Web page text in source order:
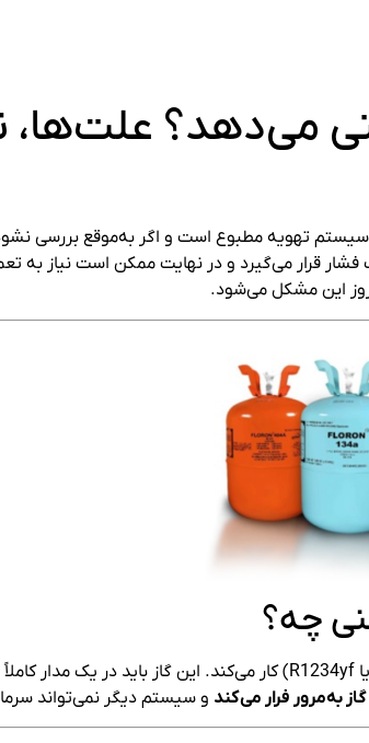
می‌دهد؟ علت‌ها،
تهویه مطبوع است و اگر به‌موقع بررسی
قرار می‌گیرد و در نهایت ممکن است نیاز به
این مشکل می‌شود.
چه؟
یا R1234yf) کار می‌کند. این گاز باید در یک مدار کاملاً بسته حرکت کند.
گاز به‌مرور فرار می‌کند و سیستم دیگر نمی‌تواند سرما